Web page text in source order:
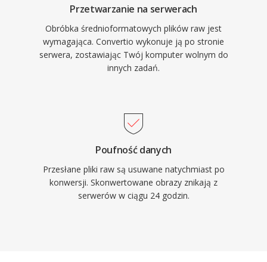
Przetwarzanie na serwerach
Obróbka średnioformatowych plików raw jest
wymagająca. Convertio wykonuje ją po stronie
serwera, zostawiając Twój komputer wolnym do
innych zadań.
Poufność danych
Przesłane pliki raw są usuwane natychmiast po
konwersji. Skonwertowane obrazy znikają z
serwerów w ciągu 24 godzin.